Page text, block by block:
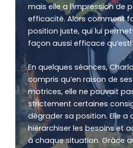
mais elle a l’impression de
efficacité. Alors comment
position juste, qui lui
façon aussi efficace
En quelques séances,
compris qu’en raison de ses
motrices, elle ne pouvait
strictement certaines
dégrader sa position. Elle a
hiérarchiser les besoins et
à chaque situation. Grâce